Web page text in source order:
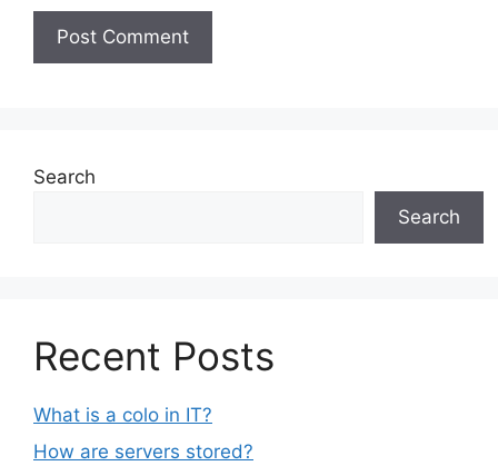
Search
Search
Recent Posts
What is a colo in IT?
How are servers stored?